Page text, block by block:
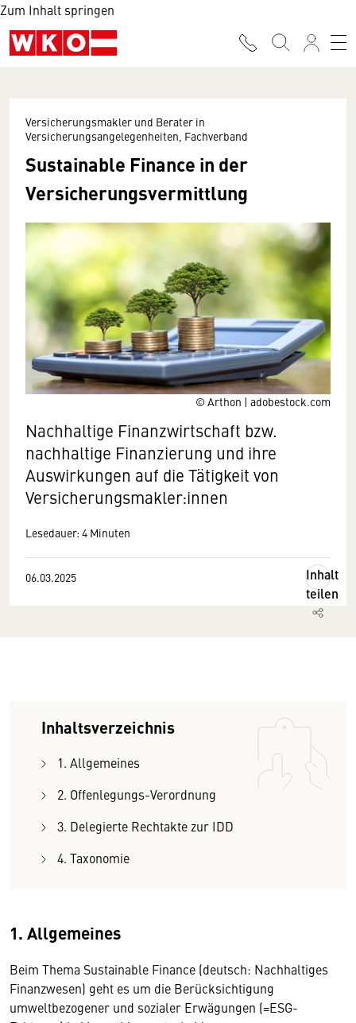
Zum Inhalt springen
© Arthon | adobestock.com
Versicherungsmakler und Berater in
Versicherungsangelegenheiten, Fachverband
Sustainable Finance in der
Versicherungsvermittlung
Nachhaltige Finanzwirtschaft bzw.
nachhaltige Finanzierung und ihre
Auswirkungen auf die Tätigkeit von
Versicherungsmakler:innen
Lesedauer: 4 Minuten
06.03.2025
Inhalt
teilen
Inhaltsverzeichnis
1. Allgemeines
2. Offenlegungs-Verordnung
3. Delegierte Rechtakte zur IDD
4. Taxonomie
1. Allgemeines
Beim Thema Sustainable Finance (deutsch: Nachhaltiges
Finanzwesen) geht es um die Berücksichtigung
umweltbezogener und sozialer Erwägungen (=ESG-